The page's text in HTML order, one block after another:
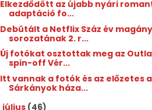
Elkezdődött az újabb nyári
adaptáció fo...
Debütált a Netflix Száz év magány
sorozatának 2. r...
Új fotókat osztottak meg az
spin-off Vér...
Itt vannak a fotók és az előzetes a
Sárkányok háza...
július (46)